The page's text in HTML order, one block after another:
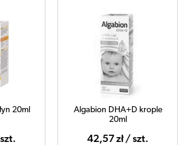
20ml
Algabion DHA+D krople
20ml
42,57 zł / szt.